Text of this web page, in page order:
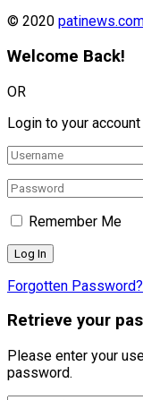
© 2020
Welcome Back!
OR
Login to your
Remember Me
Forgotten Password?
Retrieve your
Please enter your
password.